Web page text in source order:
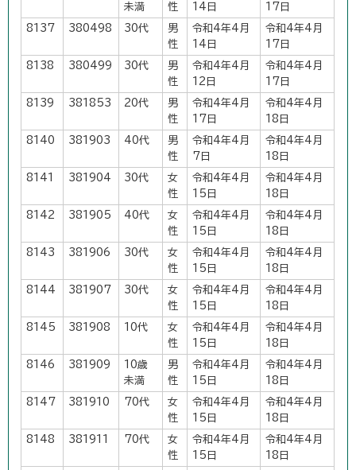
未満
性
14日
17日
8137 380498 30代
男
性
令和4年4月
14日
令和4年4月
17日
8138 380499 30代
男
性
令和4年4月
12日
令和4年4月
17日
8139 381853 20代
男
性
令和4年4月
17日
令和4年4月
18日
8140 381903 40代
男
性
令和4年4月
7日
令和4年4月
18日
8141 381904 30代
女
性
令和4年4月
15日
令和4年4月
18日
8142 381905 40代
女
性
令和4年4月
15日
令和4年4月
18日
8143 381906 30代
女
性
令和4年4月
15日
令和4年4月
18日
8144 381907 30代
女
性
令和4年4月
15日
令和4年4月
18日
8145 381908 10代
女
性
令和4年4月
15日
令和4年4月
18日
8146 381909
10歳
未満
男
性
令和4年4月
15日
令和4年4月
18日
8147 381910 70代
女
性
令和4年4月
15日
令和4年4月
18日
8148 381911 70代
女
性
令和4年4月
15日
令和4年4月
18日